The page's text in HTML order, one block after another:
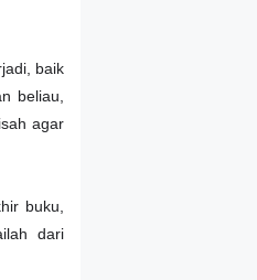
baik
beliau,
agar
buku,
dari